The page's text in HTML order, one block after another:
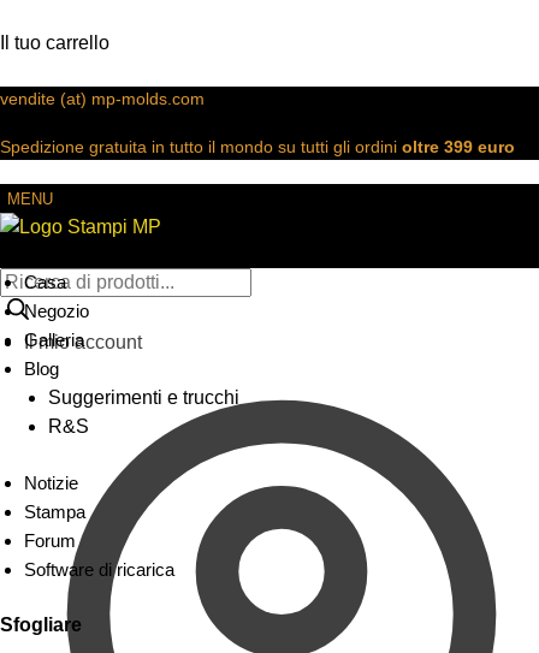
Il tuo carrello
vendite (at) mp-molds.com
Spedizione gratuita in tutto il mondo su tutti gli ordini oltre 399 euro
MENU
Il mio account
Casa
Negozio
Galleria
Blog
Suggerimenti e trucchi
R&S
Notizie
Stampa
Forum
Software di ricarica
Sfogliare